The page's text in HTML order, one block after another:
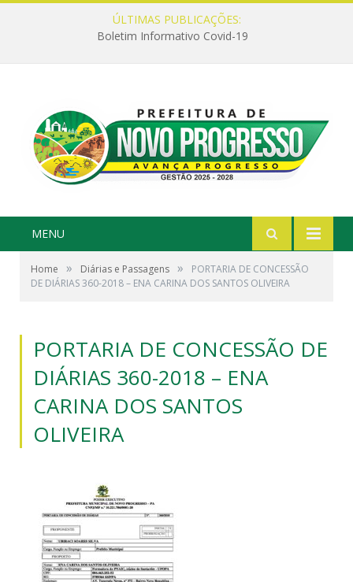
ÚLTIMAS PUBLICAÇÕES:
Boletim Informativo Covid-19
MENU
Home » Diárias e Passagens »
PORTARIA DE CONCESSÃO
DE DIÁRIAS 360-2018 – ENA CARINA DOS SANTOS OLIVEIRA
PORTARIA DE CONCESSÃO DE
DIÁRIAS 360-2018 – ENA
CARINA DOS SANTOS
OLIVEIRA